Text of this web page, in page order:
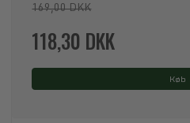
169,00 DKK
118,30 DKK
Køb